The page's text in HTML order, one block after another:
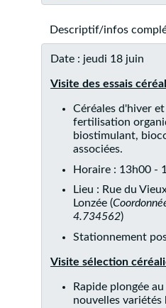
Descriptif/infos
Date : jeudi 18 juin
Visite des essais
Céréales d'hiver
fertilisation
biostimulant,
associées.
Horaire : 13h00 -
Lieu : Rue du
Lonzée (
4.734562)
Stationnement
Visite sélection
Rapide plongée
nouvelles variétés